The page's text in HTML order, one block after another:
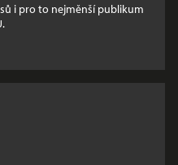
i pro to nejměnší publikum